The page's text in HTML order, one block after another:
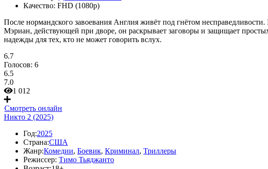
Качество: FHD (1080p)
После нормандского завоевания Англия живёт под гнётом несправедливости.
Мэриан, действующей при дворе, он раскрывает заговоры и защищает
надежды для тех, кто не может говорить вслух.
6.7
Голосов: 6
6.5
7.0
1 012
Смотреть онлайн
Никто 2 (2025)
Год:2025
Страна:США
Жанр:Комедии, Боевик, Криминал, Триллеры
Режиссер: Тимо Тьяджанто